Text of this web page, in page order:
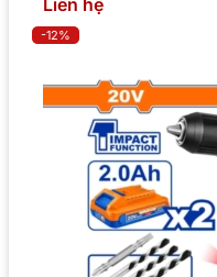
-12%